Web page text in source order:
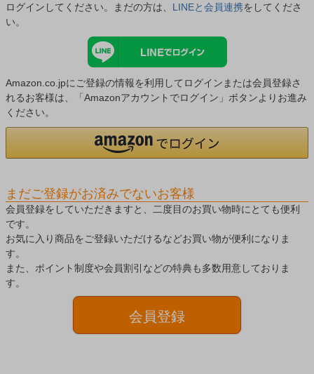
ログインしてください。まだの方は、 LINEと会員連携をしてくださ
い。
Amazon.co.jpにご登録の情報を利用してログインまたは会員登録さ
れるお客様は、「Amazonアカウントでログイン」ボタンよりお進み
ください。
まだご登録がお済みでないお客様
会員登録をしていただきますと、二度目のお買い物時にとても便利
です。
お気に入り商品をご登録いただけるなどお買い物が便利になりま
す。
また、ポイント制度や会員割引などの特典も多数用意しておりま
す。
会員登録